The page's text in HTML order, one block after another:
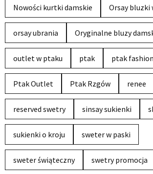
Nowości kurtki damskie Orsay bluzki
orsay ubrania Oryginalne bluzy
outlet w ptaku ptak ptak
Ptak Outlet Ptak Rzgów renee
reserved swetry sinsay sukienki
sukienki o kroju sweter w paski
sweter świąteczny swetry promocja